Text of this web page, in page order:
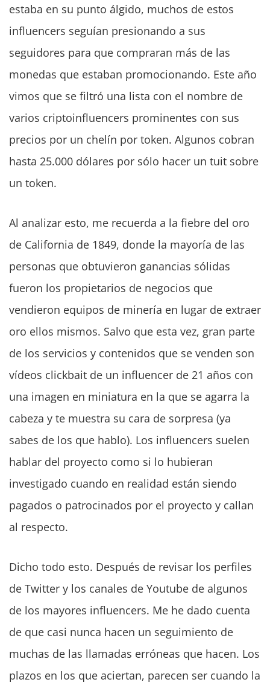
estaba en su punto álgido, muchos de estos
influencers seguían presionando a sus
seguidores para que compraran más de las
monedas que estaban promocionando. Este año
vimos que se filtró una lista con el nombre de
varios criptoinfluencers prominentes con sus
precios por un chelín por token. Algunos cobran
hasta 25.000 dólares por sólo hacer un tuit sobre
un token.
Al analizar esto, me recuerda a la fiebre del oro
de California de 1849, donde la mayoría de las
personas que obtuvieron ganancias sólidas
fueron los propietarios de negocios que
vendieron equipos de minería en lugar de extraer
oro ellos mismos. Salvo que esta vez, gran parte
de los servicios y contenidos que se venden son
vídeos clickbait de un influencer de 21 años con
una imagen en miniatura en la que se agarra la
cabeza y te muestra su cara de sorpresa (ya
sabes de los que hablo). Los influencers suelen
hablar del proyecto como si lo hubieran
investigado cuando en realidad están siendo
pagados o patrocinados por el proyecto y callan
al respecto.
Dicho todo esto. Después de revisar los perfiles
de Twitter y los canales de Youtube de algunos
de los mayores influencers. Me he dado cuenta
de que casi nunca hacen un seguimiento de
muchas de las llamadas erróneas que hacen. Los
plazos en los que aciertan, parecen ser cuando la